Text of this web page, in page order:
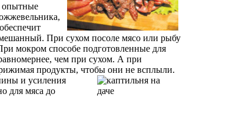
опытные
При сухом посоле мясо или рыбу
мокром способе подготовленные для
чем при сухом. А при
продукты, чтобы они не всплыли.
и усиления
для мяса до